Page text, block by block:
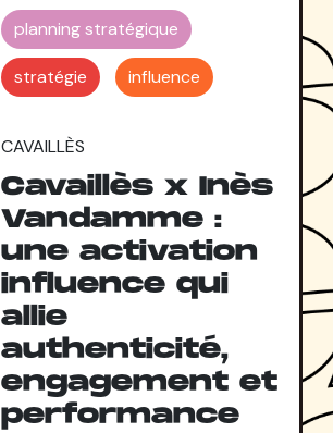
planning stratégique
stratégie influence
CAVAILLÈS
Cavaillès x Inès
Vandamme :
une activation
influence qui
allie
authenticité,
engagement et
performance